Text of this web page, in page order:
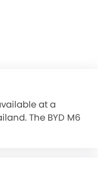
at a
The BYD M6